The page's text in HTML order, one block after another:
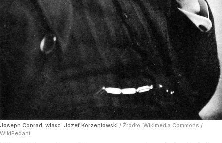
Joseph Conrad, właśc. Józef Korzeniowski / Źródło: Wikimedia Commons /
WikiPedant